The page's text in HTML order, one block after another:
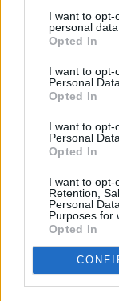
I want to opt-
personal data.
Opted In
I want to opt-
Personal Data.
Opted In
I want to opt-
Personal
Opted In
I want to opt-
Retention,
Personal
Purposes for
Opted In
Υδροχόος
τους, μόνο
Θα υπάρξουν
επηρεάσουν